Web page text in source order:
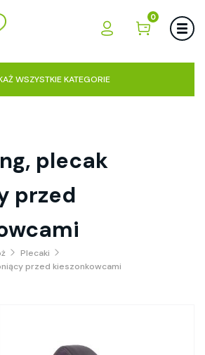
0
WSZYSTKIE KATEGORIE
plecak
przed
Plecaki
przed kieszonkowcami